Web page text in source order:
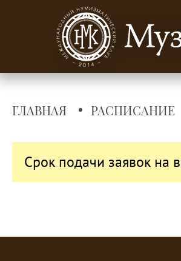
ГЛАВНАЯ РАСПИСАНИЕ
Срок подачи заявок на